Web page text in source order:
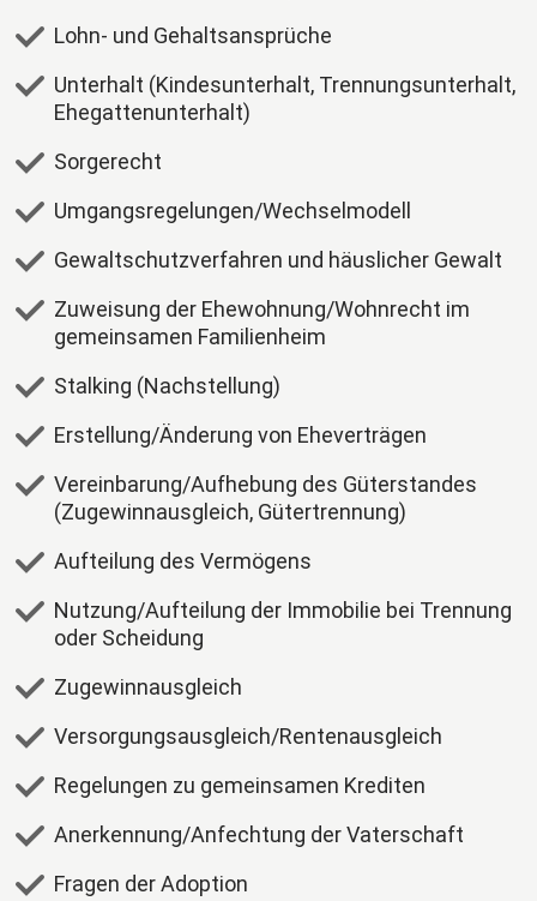
Lohn- und Gehaltsansprüche
Unterhalt (Kindesunterhalt, Trennungsunterhalt,
Ehegattenunterhalt)
Sorgerecht
Umgangsregelungen/Wechselmodell
Gewaltschutzverfahren und häuslicher Gewalt
Zuweisung der Ehewohnung/Wohnrecht im
gemeinsamen Familienheim
Stalking (Nachstellung)
Erstellung/Änderung von Eheverträgen
Vereinbarung/Aufhebung des Güterstandes
(Zugewinnausgleich, Gütertrennung)
Aufteilung des Vermögens
Nutzung/Aufteilung der Immobilie bei Trennung
oder Scheidung
Zugewinnausgleich
Versorgungsausgleich/Rentenausgleich
Regelungen zu gemeinsamen Krediten
Anerkennung/Anfechtung der Vaterschaft
Fragen der Adoption